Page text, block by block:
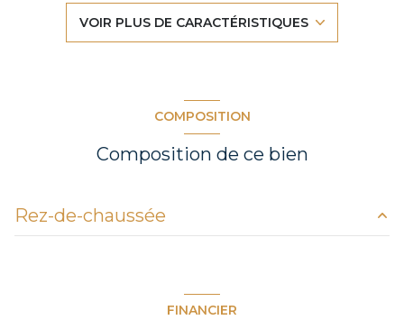
cuisine américaine (équipée)
Chauffage individuel : air pulsé (climatisation)
exposition Sud
VOIR PLUS DE CARACTÉRISTIQUES
COMPOSITION
Composition de ce bien
Rez-de-chaussée
FINANCIER